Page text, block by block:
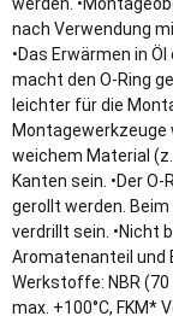
nach Verwendung
•Das Erwärmen in
macht den O-Ring
leichter für die
Montagewerkzeuge
weichem Material
Kanten sein. •Der
gerollt werden.
verdrillt sein. •Nicht
Aromatenanteil und
Werkstoffe: NBR (70
max. +100°C, FKM*